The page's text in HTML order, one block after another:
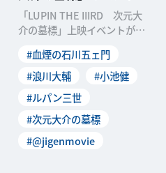
「LUPIN THE IIIRD 次元大
介の墓標」上映イベントが、
ト9
#血煙の石川五ェ門
#浪川大輔
#小池健
#ルパン三世
#次元大介の墓標
#@jigenmovie